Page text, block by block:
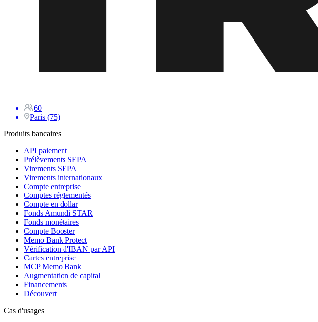
60
Paris (75)
Produits bancaires
API paiement
Prélèvements SEPA
Virements SEPA
Virements internationaux
Compte entreprise
Comptes réglementés
Compte en dollar
Fonds Amundi STAR
Fonds monétaires
Compte Booster
Memo Bank Protect
Vérification d'IBAN par API
Cartes entreprise
MCP Memo Bank
Augmentation de capital
Financements
Découvert
Cas d'usages